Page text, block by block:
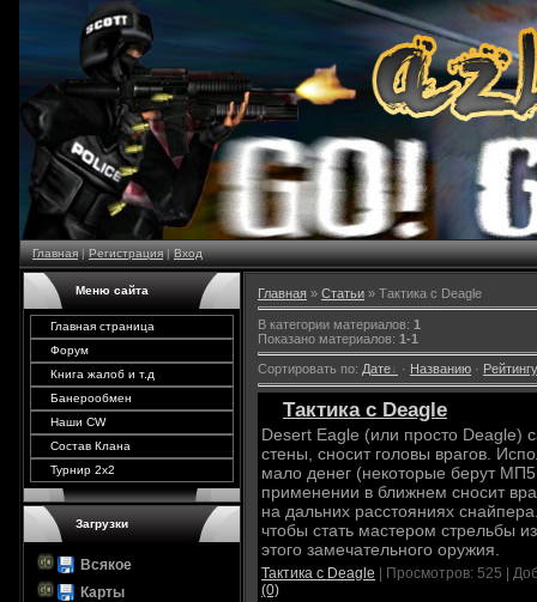
Главная|Регистрация|Вход
Меню сайта
Главная страница
Форум
Книга жалоб и т.д
Банерообмен
Наши CW
Состав Клана
Турнир 2х2
Загрузки
Всякое
Карты
Главная » Статьи » Тактика с Deagle
В категории материалов: 1
Показано материалов: 1-1
Сортировать по: Дате · Названию · Рейтингу
Тактика с Deagle
Desert Eagle (или просто Deagle)
стены, сносит головы врагов.
мало денег (некоторые берут
применении в ближнем сносит
на дальних расстояниях
чтобы стать мастером стрельбы
этого замечательного оружия.
Тактика с Deagle Просмотров: 525
(0)